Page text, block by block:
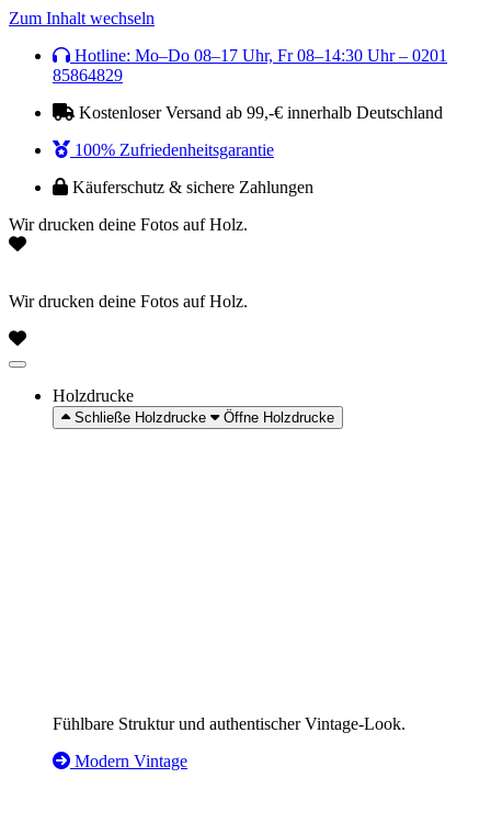
Zum Inhalt wechseln
Hotline: Mo–Do 08–17 Uhr, Fr 08–14:30 Uhr – 0201
85864829
Kostenloser Versand ab 99,-€ innerhalb Deutschland
100% Zufriedenheitsgarantie
Käuferschutz & sichere Zahlungen
Wir drucken deine Fotos auf Holz.
Wir drucken deine Fotos auf Holz.
Holzdrucke
Schließe Holzdrucke Öffne Holzdrucke
Fühlbare Struktur und authentischer Vintage-Look.
Modern Vintage